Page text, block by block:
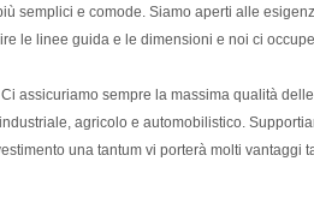
semplici e comode. Siamo aperti alle
le linee guida e le dimensioni e noi ci
assicuriamo sempre la massima qualità
agricolo e automobilistico.
una tantum vi porterà molti vantaggi